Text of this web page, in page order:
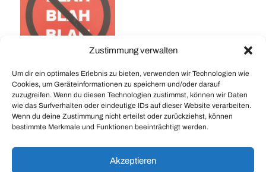
Zustimmung verwalten
Um dir ein optimales Erlebnis zu bieten, verwenden wir Technologien wie
Cookies, um Geräteinformationen zu speichern und/oder darauf
zuzugreifen. Wenn du diesen Technologien zustimmst, können wir Daten
wie das Surfverhalten oder eindeutige IDs auf dieser Website verarbeiten.
Wenn du deine Zustimmung nicht erteilst oder zurückziehst, können
bestimmte Merkmale und Funktionen beeinträchtigt werden.
Akzeptieren
that only started then due
Lieferant (wohl eher…
Das Wort zum Sonntag:
#Down #Slow
Das Wort zum Sonntag: Immanenz
Das Wort zum Sonntag: Empirisch